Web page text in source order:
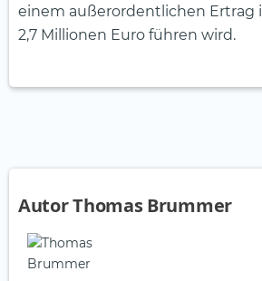
einem außerordentlichen Ertrag
2,7 Millionen Euro führen wird.
Autor Thomas Brummer